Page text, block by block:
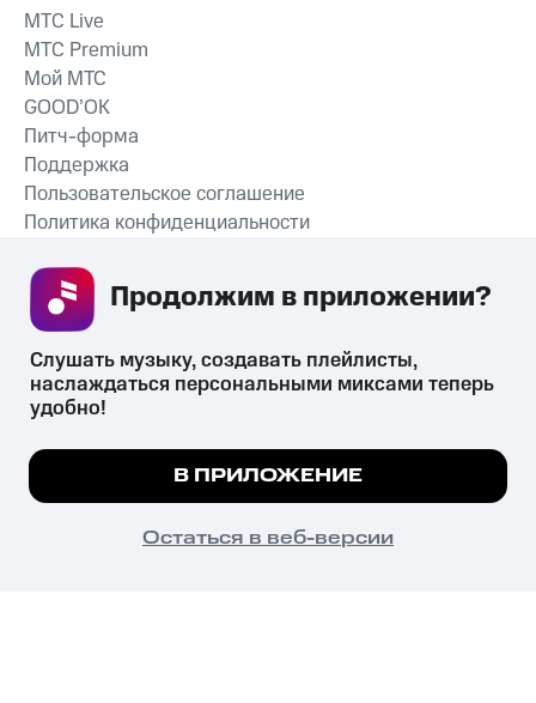
СКАЧАТЬ ПРИЛОЖЕНИЕ
MTС Live
MTС Premium
Мой МТС
GOOD’OK
Питч-форма
Поддержка
Пользовательское соглашение
Политика конфиденциальности
психотропных веществ, их аналогов причиняет вред здоровью,
их незаконный оборот запрещён и влечёт установленную
законодательством ответственность.
© 2026 ООО «КИОН».
Все права защищены
Мы используем куки, чтобы на сайте все
Подробнее
ПОНЯТНО
Слушать музыку, создавать плейлисты,
наслаждаться персональными миксами теперь
удобно!
В ПРИЛОЖЕНИЕ
Остаться в веб-версии